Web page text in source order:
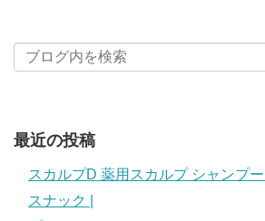
最近の投稿
スカルプD 薬用スカルプ シャンプー |
スナック |